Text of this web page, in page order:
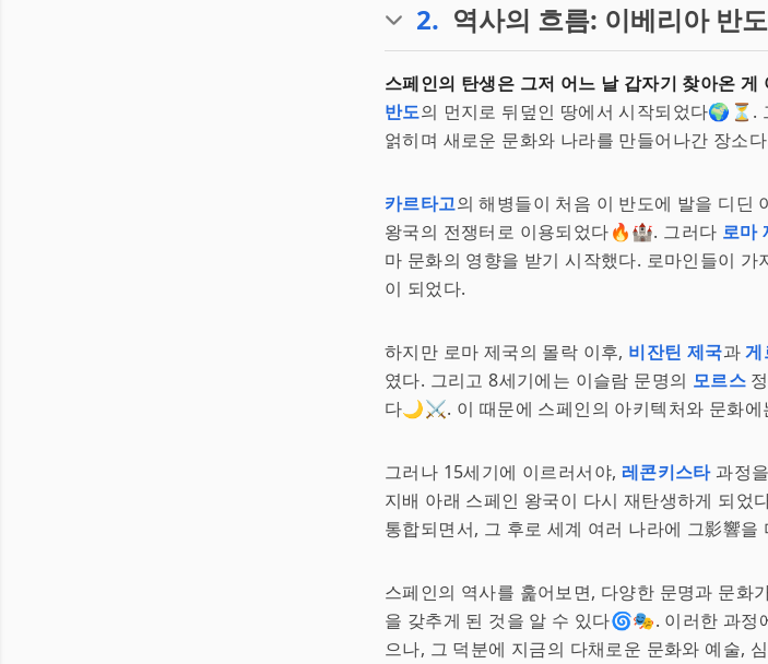
2. 역사의 흐름: 이베리아 반
스페인의 탄생은 그저 어느 날 갑자기 찾아온 게
반도의 먼지로 뒤덮인 땅에서 시작되었다🌍⏳.
얽히며 새로운 문화와 나라를 만들어나간 장소
카르타고의 해병들이 처음 이 반도에 발을 디딘
왕국의 전쟁터로 이용되었다🔥🏰. 그러다 로마
마 문화의 영향을 받기 시작했다. 로마인들이
이 되었다.
하지만 로마 제국의 몰락 이후, 비잔틴 제국과게
였다. 그리고 8세기에는 이슬람 문명의 모르스
다🌙⚔️. 이 때문에 스페인의 아키텍처와 문화에
그러나 15세기에 이르러서야, 레콘키스타과정
지배 아래 스페인 왕국이 다시 재탄생하게 되
통합되면서, 그 후로 세계 여러 나라에 그影響을
스페인의 역사를 훑어보면, 다양한 문명과 문화
을 갖추게 된 것을 알 수 있다🌀🎭. 이러한 과정
으나, 그 덕분에 지금의 다채로운 문화와 예술,